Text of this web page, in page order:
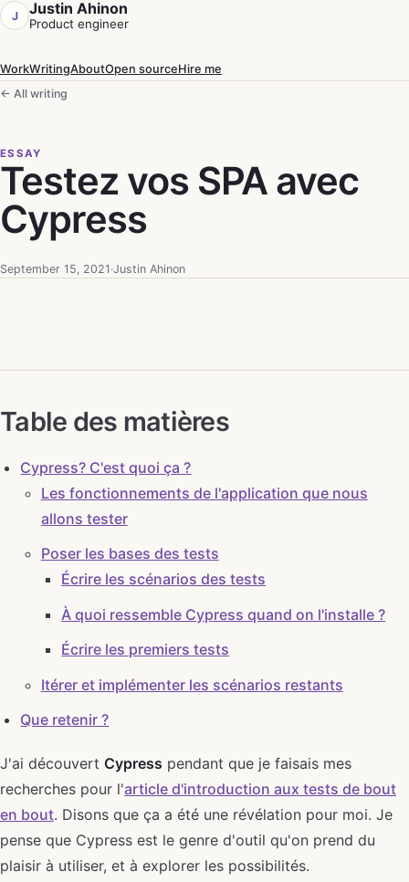
J Justin Ahinon
Product engineer
WorkWritingAboutOpen sourceHire me
← All writing
ESSAY
Testez vos SPA avec
Cypress
September 15, 2021 ·Justin Ahinon
Table des matières
Cypress? C'est quoi ça ?
Les fonctionnements de l'application que nous
allons tester
Poser les bases des tests
Écrire les scénarios des tests
À quoi ressemble Cypress quand on l'installe ?
Écrire les premiers tests
Itérer et implémenter les scénarios restants
Que retenir ?
J'ai découvert Cypress pendant que je faisais mes
recherches pour l'article d'introduction aux tests de bout
en bout. Disons que ça a été une révélation pour moi. Je
pense que Cypress est le genre d'outil qu'on prend du
plaisir à utiliser, et à explorer les possibilités.